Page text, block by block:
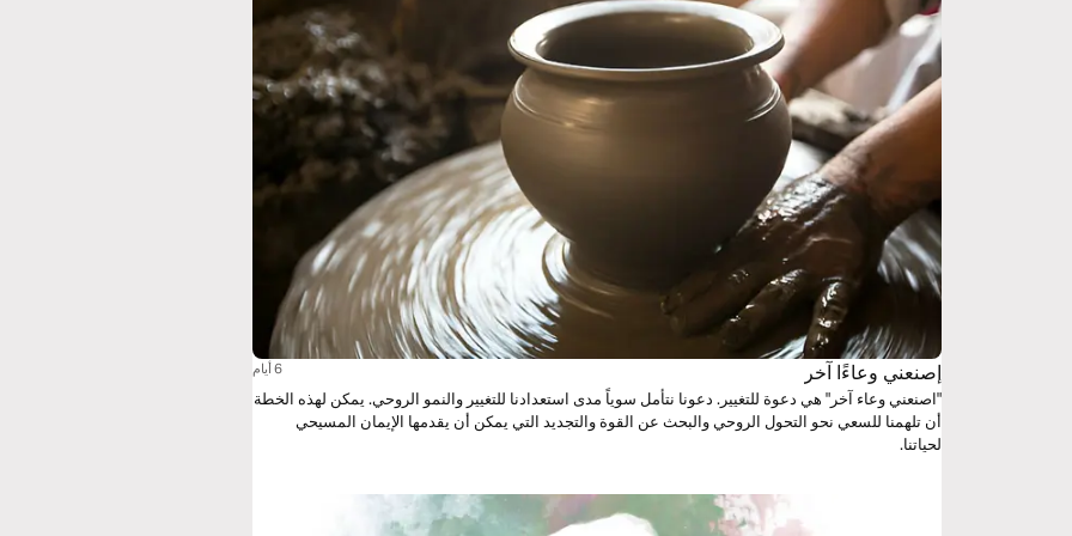
إصنعني وعاءًا آخر 6 أيام
"اصنعني وعاء آخر" هي دعوة للتغيير. دعونا نتأمل سوياً مدى استعدادنا للتغيير والنمو الروحي. يمكن لهذه الخطة
أن تلهمنا للسعي نحو التحول الروحي والبحث عن القوة والتجديد التي يمكن أن يقدمها الإيمان المسيحي
لحياتنا.